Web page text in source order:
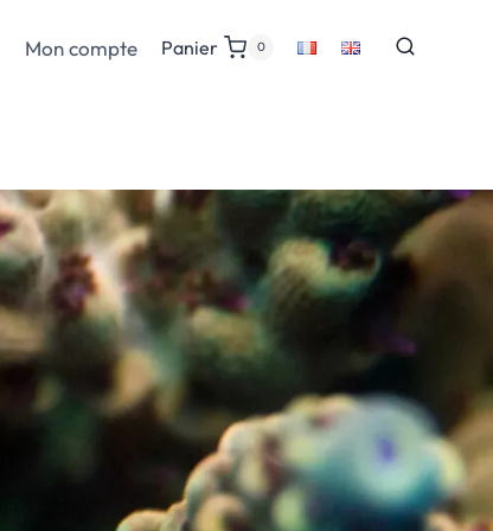
Mon compte Panier 0